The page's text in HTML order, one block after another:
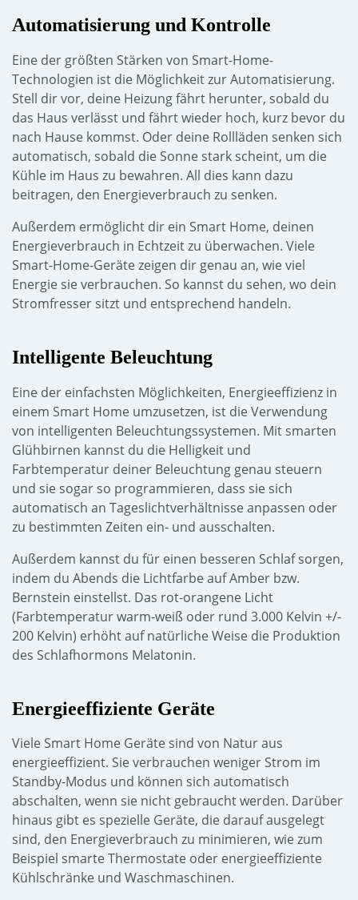
Automatisierung und Kontrolle
Eine der größten Stärken von Smart-Home-
Technologien ist die Möglichkeit zur Automatisierung.
Stell dir vor, deine Heizung fährt herunter, sobald du
das Haus verlässt und fährt wieder hoch, kurz bevor du
nach Hause kommst. Oder deine Rollläden senken sich
automatisch, sobald die Sonne stark scheint, um die
Kühle im Haus zu bewahren. All dies kann dazu
beitragen, den Energieverbrauch zu senken.
Außerdem ermöglicht dir ein Smart Home, deinen
Energieverbrauch in Echtzeit zu überwachen. Viele
Smart-Home-Geräte zeigen dir genau an, wie viel
Energie sie verbrauchen. So kannst du sehen, wo dein
Stromfresser sitzt und entsprechend handeln.
Intelligente Beleuchtung
Eine der einfachsten Möglichkeiten, Energieeffizienz in
einem Smart Home umzusetzen, ist die Verwendung
von intelligenten Beleuchtungssystemen. Mit smarten
Glühbirnen kannst du die Helligkeit und
Farbtemperatur deiner Beleuchtung genau steuern
und sie sogar so programmieren, dass sie sich
automatisch an Tageslichtverhältnisse anpassen oder
zu bestimmten Zeiten ein- und ausschalten.
Außerdem kannst du für einen besseren Schlaf sorgen,
indem du Abends die Lichtfarbe auf Amber bzw.
Bernstein einstellst. Das rot-orangene Licht
(Farbtemperatur warm-weiß oder rund 3.000 Kelvin +/-
200 Kelvin) erhöht auf natürliche Weise die Produktion
des Schlafhormons Melatonin.
Energieeffiziente Geräte
Viele Smart Home Geräte sind von Natur aus
energieeffizient. Sie verbrauchen weniger Strom im
Standby-Modus und können sich automatisch
abschalten, wenn sie nicht gebraucht werden. Darüber
hinaus gibt es spezielle Geräte, die darauf ausgelegt
sind, den Energieverbrauch zu minimieren, wie zum
Beispiel smarte Thermostate oder energieeffiziente
Kühlschränke und Waschmaschinen.